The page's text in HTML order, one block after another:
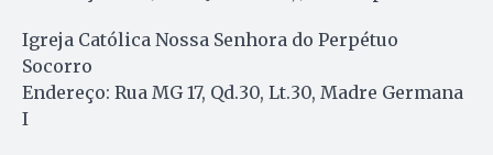
Igreja Católica Nossa Senhora do Perpétuo
Socorro
Endereço: Rua MG 17, Qd.30, Lt.30, Madre Germana
I